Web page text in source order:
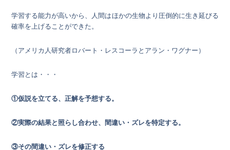
学習する能力が高いから、人間はほかの生物より圧倒的に生き延びる
確率を上げることができた。
（アメリカ人研究者ロバート・レスコーラとアラン・ワグナー）
学習とは・・・
①仮説を立てる、正解を予想する。
②実際の結果と照らし合わせ、間違い・ズレを特定する。
③その間違い・ズレを修正する